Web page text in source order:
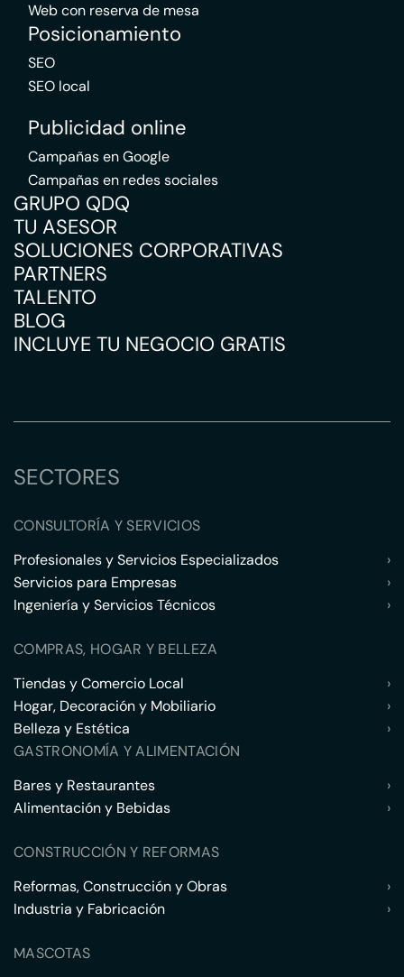
Web con reserva de mesa
Posicionamiento
SEO
SEO local
Publicidad online
Campañas en Google
Campañas en redes sociales
GRUPO QDQ
TU ASESOR
SOLUCIONES CORPORATIVAS
PARTNERS
TALENTO
BLOG
INCLUYE TU NEGOCIO GRATIS
SECTORES
CONSULTORÍA Y SERVICIOS
Profesionales y Servicios Especializados
›
Servicios para Empresas
›
Ingeniería y Servicios Técnicos
›
COMPRAS, HOGAR Y BELLEZA
Tiendas y Comercio Local
›
Hogar, Decoración y Mobiliario
›
Belleza y Estética
›
GASTRONOMÍA Y ALIMENTACIÓN
Bares y Restaurantes
›
Alimentación y Bebidas
›
CONSTRUCCIÓN Y REFORMAS
Reformas, Construcción y Obras
›
Industria y Fabricación
›
MASCOTAS